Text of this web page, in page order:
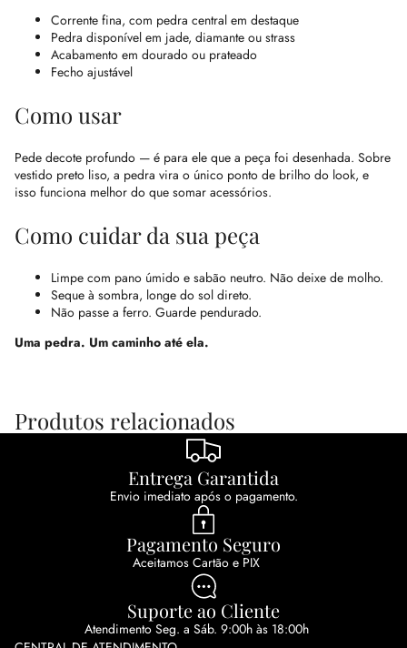
Corrente fina, com pedra central em destaque
Pedra disponível em jade, diamante ou strass
Acabamento em dourado ou prateado
Fecho ajustável
Como usar
Pede decote profundo — é para ele que a peça foi desenhada. Sobre
vestido preto liso, a pedra vira o único ponto de brilho do look, e
isso funciona melhor do que somar acessórios.
Como cuidar da sua peça
Limpe com pano úmido e sabão neutro. Não deixe de molho.
Seque à sombra, longe do sol direto.
Não passe a ferro. Guarde pendurado.
Uma pedra. Um caminho até ela.
Produtos relacionados
Entrega Garantida
Envio imediato após o pagamento.
Pagamento Seguro
Aceitamos Cartão e PIX
Suporte ao Cliente
Atendimento Seg. a Sáb. 9:00h às 18:00h